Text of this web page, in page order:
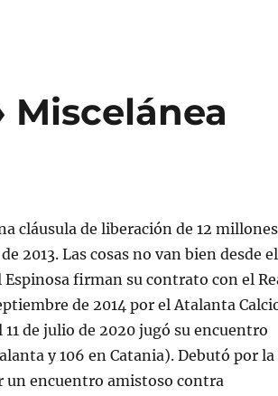
Miscelánea
cláusula de liberación de 12 millones
2013. Las cosas no van bien desde el
firman su contrato con el
de 2014 por el Atalanta
de julio de 2020 jugó su encuentro
y 106 en Catania). Debutó por la
un encuentro amistoso contra